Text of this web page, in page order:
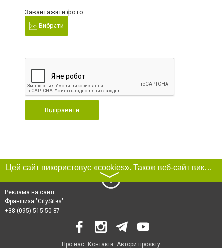
Завантажити фото:
Вибрати
Відправити
Цей сайт використовує «cookies». Також веб-сайт використовує інтернет-сервіс для збору технічних даних стосовно відвідувачів з метою отримання маркетингової та статистичної інформації. Умови обробки даних відвідувачів сайту див.
〉
Реклама на сайті
Франшиза "CitySites"
+38 (095) 515-50-87
Про нас Контакти Автори проєкту